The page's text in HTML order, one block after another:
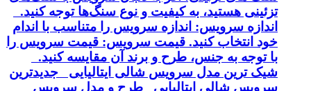
تزئینی هستید، به کیفیت و نوع سنگ‌ها توجه کنید.
اندازه سرویس: اندازه سرویس را متناسب با اندام
خود انتخاب کنید. قیمت سرویس: قیمت سرویس را
با توجه به جنس، طرح و برند آن مقایسه کنید.
شیک ترین مدل سرویس شالی ایتالیایی جدیدترین
سرویس شالی ایتالیایی طرح و مدل سرویس